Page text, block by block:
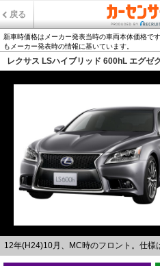
戻る
新車時価格はメーカー発表当時の車両本体価格で
もメーカー発表時の情報に基いています。
レクサス LSハイブリッド 600hL エグゼ
12年(H24)10月、MC時のフロント。仕様